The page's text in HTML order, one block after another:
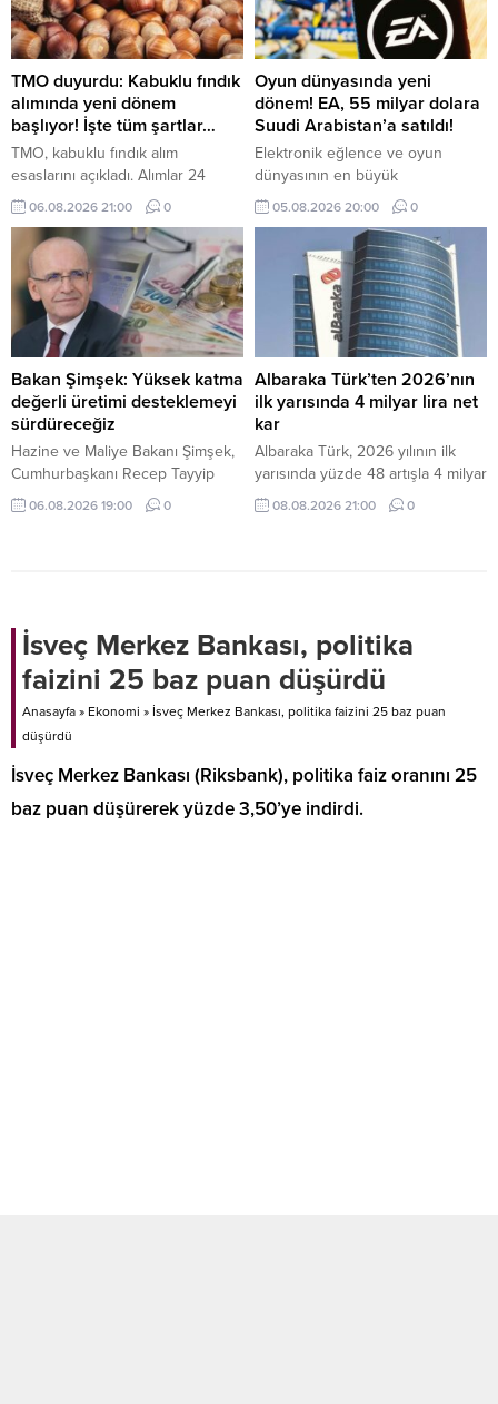
TMO duyurdu: Kabuklu fındık
alımında yeni dönem
başlıyor! İşte tüm şartlar…
TMO, kabuklu fındık alım
esaslarını açıkladı. Alımlar 24
Ağustos'ta başlayacak, randevu
sistemi ise 17 Ağustos'ta devreye
girecek. ÇKS'ye kayıtlı üreticilerin
ürünleri belirlenen kalite
kriterlerine göre satın alınacak.
06.08.2026 21:00 0
Oyun dünyasında yeni
dönem! EA, 55 milyar dolara
Suudi Arabistan’a satıldı!
Elektronik eğlence ve oyun
dünyasının en büyük
aktörlerinden Electronic Arts (EA),
55 milyar dolarlık devasa bir
anlaşmayla borsaya veda ederek
kapalı devre özel bir şirkete
dönüştü.
05.08.2026 20:00 0
Bakan Şimşek: Yüksek katma
değerli üretimi desteklemeyi
sürdüreceğiz
Hazine ve Maliye Bakanı Şimşek,
Cumhurbaşkanı Recep Tayyip
Erdoğan'ın liderliğinde verimliliği
artıran, yüksek katma değerli
belirtti.
06.08.2026 19:00 0
Albaraka Türk’ten 2026’nın
ilk yarısında 4 milyar lira net
kar
Albaraka Türk, 2026 yılının ilk
yarısında yüzde 48 artışla 4 milyar
lira net kar elde etti.
08.08.2026 21:00 0
İsveç Merkez Bankası, politika
faizini 25 baz puan düşürdü
Anasayfa » Ekonomi » İsveç Merkez Bankası, politika faizini 25 baz puan
düşürdü
İsveç Merkez Bankası (Riksbank), politika faiz oranını 25
baz puan düşürerek yüzde 3,50’ye indirdi.